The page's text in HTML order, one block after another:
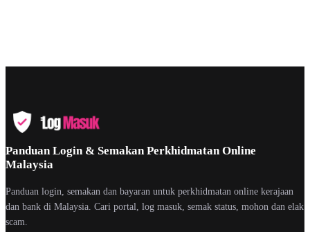
Panduan Login & Semakan Perkhidmatan Online
Malaysia
Panduan login, semakan dan bayaran untuk perkhidmatan online kerajaan
dan bank di Malaysia. Cari portal, log masuk, semak status, mohon dan elak
scam.